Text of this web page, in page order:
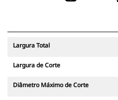
Largura Total
Largura de Corte
Diâmetro Máximo de Corte